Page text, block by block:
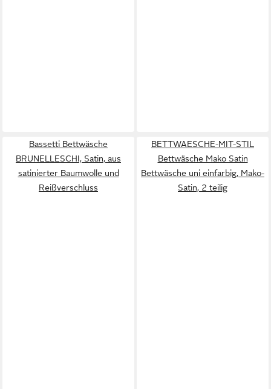
Bassetti Bettwäsche
BRUNELLESCHI, Satin, aus
satinierter Baumwolle und
Reißverschluss
BETTWAESCHE-MIT-STIL
Bettwäsche Mako Satin
Bettwäsche uni einfarbig, Mako-
Satin, 2 teilig